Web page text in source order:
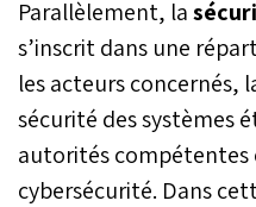
Parallèlement, la
s’inscrit dans une
les acteurs concernés,
sécurité des systèmes
autorités compétentes
cybersécurité. Dans